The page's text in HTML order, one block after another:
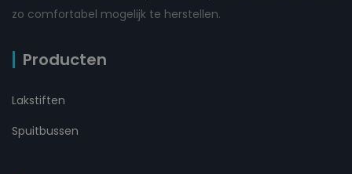
zo comfortabel mogelijk te herstellen.
Producten
Lakstiften
Spuitbussen